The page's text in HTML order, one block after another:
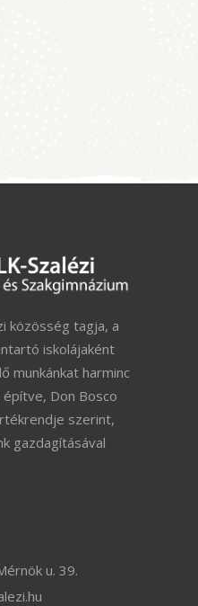
közösség tagja, a
iskolájaként
munkánkat harminc
Don Bosco
szerint,
gazdagításával
u. 39.